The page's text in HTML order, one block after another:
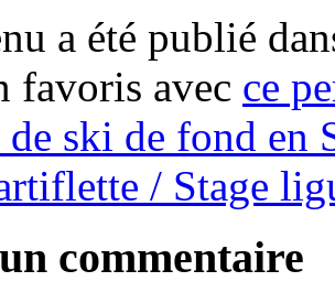
a été publié
favoris avec ce
de ski de fond en
/ Stage
commentaire